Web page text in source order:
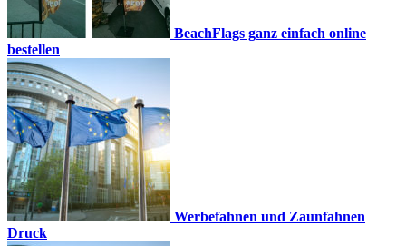
BeachFlags ganz einfach online
bestellen
Werbefahnen und Zaunfahnen
Druck